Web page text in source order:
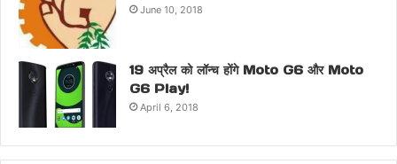
June 10, 2018
19 अप्रैल को लॉन्च होंगे Moto G6 और Moto
G6 Play!
April 6, 2018